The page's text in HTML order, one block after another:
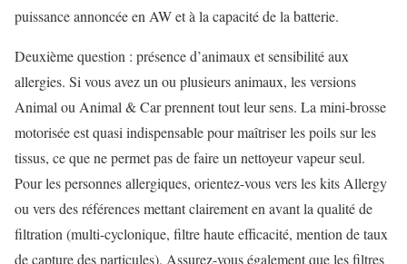
puissance annoncée en AW et à la capacité de la batterie.
Deuxième question : présence d’animaux et sensibilité aux
allergies. Si vous avez un ou plusieurs animaux, les versions
Animal ou Animal & Car prennent tout leur sens. La mini-brosse
motorisée est quasi indispensable pour maîtriser les poils sur les
tissus, ce que ne permet pas de faire un nettoyeur vapeur seul.
Pour les personnes allergiques, orientez-vous vers les kits Allergy
ou vers des références mettant clairement en avant la qualité de
filtration (multi-cyclonique, filtre haute efficacité, mention de taux
de capture des particules). Assurez-vous également que les filtres